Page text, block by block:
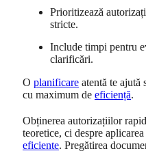
Prioritizează
stricte.
Include timpi pentru
clarificări.
O planificare atentă te ajută
cu maximum de eficiență.
Obținerea autorizațiilor
teoretice, ci despre
eficiente. Pregătirea